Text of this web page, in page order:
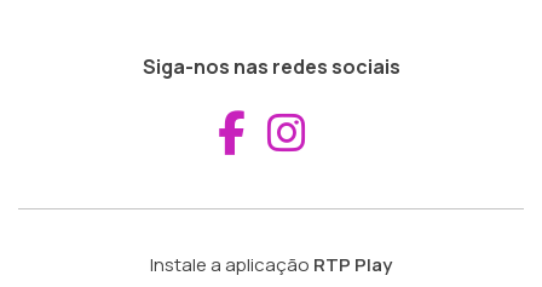
Siga-nos nas redes sociais
Aceder ao
Instale a aplicação RTP Play